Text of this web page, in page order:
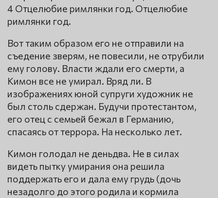
4 Отцелюбие римлянки год. Отцелюбие
римлянки год.
Вот таким образом его не отправили на
съедение зверям, не повесили, не отрубили
ему голову. Власти ждали его смерти, а
Кимон все не умирал. Вряд ли. В
изображениях юной супруги художник не
был столь сдержан. Будучи протестантом,
его отец с семьей бежал в Германию,
спасаясь от террора. На несколько лет.
Кимон голодал не деньдва. Не в силах
видеть пытку умирания она решила
поддержать его и дала ему грудь (дочь
незадолго до этого родила и кормила